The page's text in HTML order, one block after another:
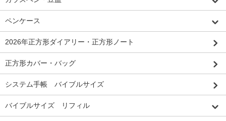
ペンケース
2026年正方形ダイアリー・正方形ノート
正方形カバー・バッグ
システム手帳 バイブルサイズ
バイブルサイズ リフィル